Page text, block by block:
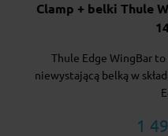
Clamp + belki Thule
Thule Edge WingBar
niewystającą belką w
1